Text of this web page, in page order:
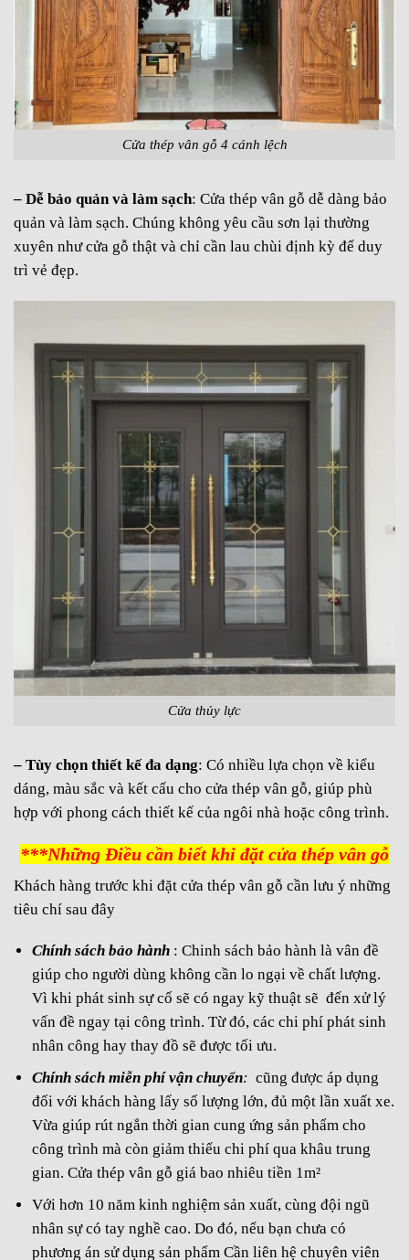
Cửa thép vân gỗ 4 cánh lệch
– Dễ bảo quản và làm sạch: Cửa thép vân gỗ dễ dàng bảo
quản và làm sạch. Chúng không yêu cầu sơn lại thường
xuyên như cửa gỗ thật và chỉ cần lau chùi định kỳ để duy
trì vẻ đẹp.
Cửa thủy lực
– Tùy chọn thiết kế đa dạng: Có nhiều lựa chọn về kiểu
dáng, màu sắc và kết cấu cho cửa thép vân gỗ, giúp phù
hợp với phong cách thiết kế của ngôi nhà hoặc công trình.
***Những Điều cần biết khi đặt cửa thép vân gỗ
Khách hàng trước khi đặt cửa thép vân gỗ cần lưu ý những
tiêu chí sau đây
Chính sách bảo hành : Chinh sách bảo hành là vân đề
giúp cho người dùng không cần lo ngại về chất lượng.
Vì khi phát sinh sự cố sẽ có ngay kỹ thuật sẽ đến xử lý
vấn đề ngay tại công trình. Từ đó, các chi phí phát sinh
nhân công hay thay đồ sẽ được tối ưu.
Chính sách miễn phí vận chuyển: cũng được áp dụng
đối với khách hàng lấy số lượng lớn, đủ một lần xuất xe.
Vừa giúp rút ngắn thời gian cung ứng sản phẩm cho
công trình mà còn giảm thiểu chi phí qua khâu trung
gian. Cửa thép vân gỗ giá bao nhiêu tiền 1m²
Với hơn 10 năm kinh nghiệm sản xuất, cùng đội ngũ
nhân sự có tay nghề cao. Do đó, nếu bạn chưa có
phương án sử dụng sản phẩm Cần liên hệ chuyên viên